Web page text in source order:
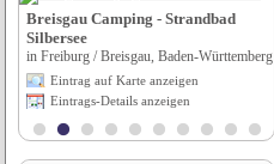
Breisgau Camping - Strandbad
Silbersee
in Freiburg / Breisgau, Baden-Württemberg
Eintrag auf Karte anzeigen
Eintrags-Details anzeigen